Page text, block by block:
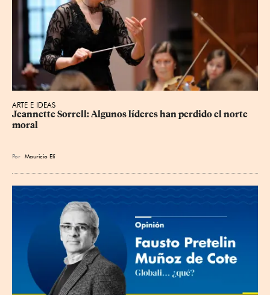
ARTE E IDEAS
Jeannette Sorrell: Algunos líderes han perdido el norte
moral
Por Mauricio Elí